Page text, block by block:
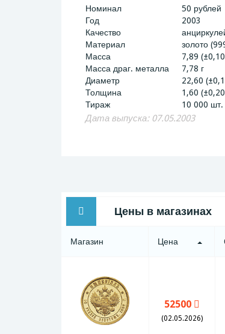
Номинал
50 рублей
Год
2003
Качество
Материал
золото
Масса
7,89
Масса драг. металла
7,78 г
Диаметр
22,60
Толщина
1,60
Тираж
10 000 шт.
Дата выпуска: 07.05.2003
Цены в магазинах
Магазин Цена
52500
(02.05.2026)